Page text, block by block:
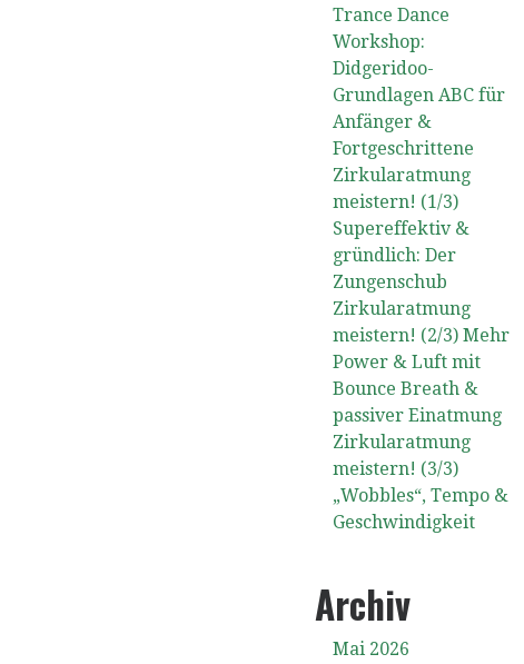
Trance Dance
Workshop:
Didgeridoo-
Grundlagen ABC für
Anfänger &
Fortgeschrittene
Zirkularatmung
meistern! (1/3)
Supereffektiv &
gründlich: Der
Zungenschub
Zirkularatmung
meistern! (2/3) Mehr
Power & Luft mit
Bounce Breath &
passiver Einatmung
Zirkularatmung
meistern! (3/3)
„Wobbles“, Tempo &
Geschwindigkeit
Archiv
Mai 2026